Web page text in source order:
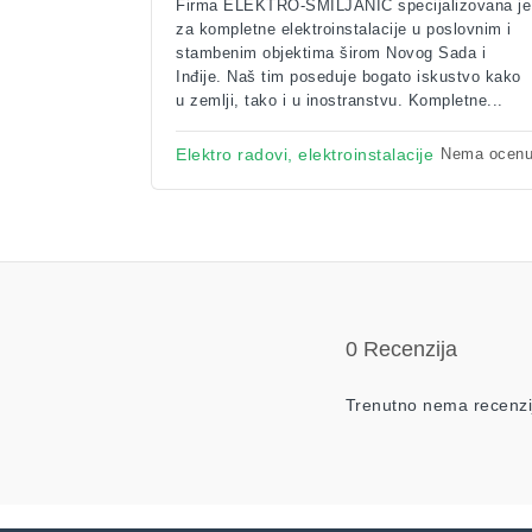
Firma ELEKTRO-SMILJANIĆ specijalizovana je
za kompletne elektroinstalacije u poslovnim i
stambenim objektima širom Novog Sada i
Inđije. Naš tim poseduje bogato iskustvo kako
u zemlji, tako i u inostranstvu. Kompletne...
Elektro radovi, elektroinstalacije Nema ocenu
0 Recenzija
Trenutno nema